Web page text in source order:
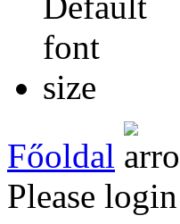
Főoldal
Please